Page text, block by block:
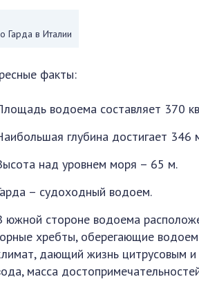
Гарда в Италии
факты:
водоема составляет 370
глубина достигает 346
над уровнем моря – 65 м.
– судоходный водоем.
южной стороне водоема
хребты, оберегающие
дающий жизнь цитрусовым и
масса